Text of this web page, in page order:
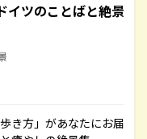
イツのことばと絶景
き方」があなたにお届